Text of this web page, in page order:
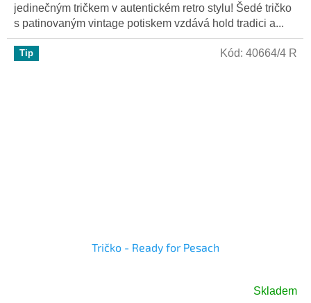
jedinečným tričkem v autentickém retro stylu! Šedé tričko
s patinovaným vintage potiskem vzdává hold tradici a...
Tip
Tričko - Ready for Pesach
Skladem
Kód: 40664/4 R